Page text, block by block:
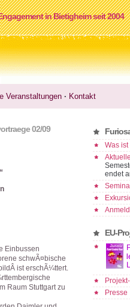
in Bietigheim seit 2004
Veranstaltungen · Kontakt
02/09
Einbussen
schwÃ¤bische
ist erschÃ¼ttert.
Raum Stuttgart zu
Was
endet
EU-
Presse